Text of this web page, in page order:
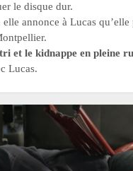
le disque dur.
elle annonce à Lucas
et le kidnappe en pleine
Lucas.